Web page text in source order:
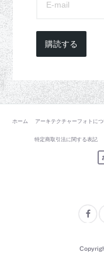
購読する
ホーム アーキテクチャーフォトに
特定商取引法に関する表記